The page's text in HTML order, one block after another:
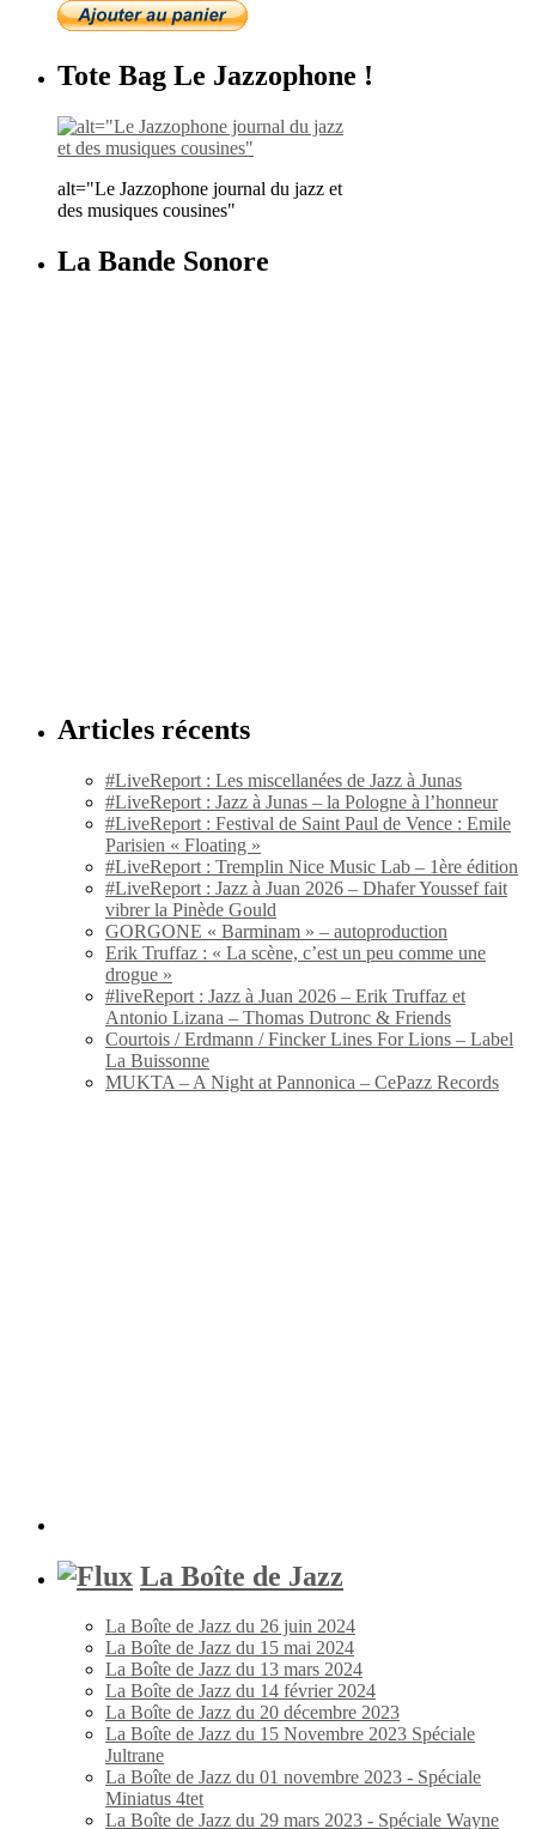
Tote Bag Le Jazzophone !
alt="Le Jazzophone journal du jazz et
des musiques cousines"
La Bande Sonore
Articles récents
#LiveReport : Les miscellanées de Jazz à Junas
#LiveReport : Jazz à Junas – la Pologne à l’honneur
#LiveReport : Festival de Saint Paul de Vence : Emile
Parisien « Floating »
#LiveReport : Tremplin Nice Music Lab – 1ère édition
#LiveReport : Jazz à Juan 2026 – Dhafer Youssef fait
vibrer la Pinède Gould
GORGONE « Barminam » – autoproduction
Erik Truffaz : « La scène, c’est un peu comme une
drogue »
#liveReport : Jazz à Juan 2026 – Erik Truffaz et
Antonio Lizana – Thomas Dutronc & Friends
Courtois / Erdmann / Fincker Lines For Lions – Label
La Buissonne
MUKTA – A Night at Pannonica – CePazz Records
La Boîte de Jazz
La Boîte de Jazz du 26 juin 2024
La Boîte de Jazz du 15 mai 2024
La Boîte de Jazz du 13 mars 2024
La Boîte de Jazz du 14 février 2024
La Boîte de Jazz du 20 décembre 2023
La Boîte de Jazz du 15 Novembre 2023 Spéciale
Jultrane
La Boîte de Jazz du 01 novembre 2023 - Spéciale
Miniatus 4tet
La Boîte de Jazz du 29 mars 2023 - Spéciale Wayne